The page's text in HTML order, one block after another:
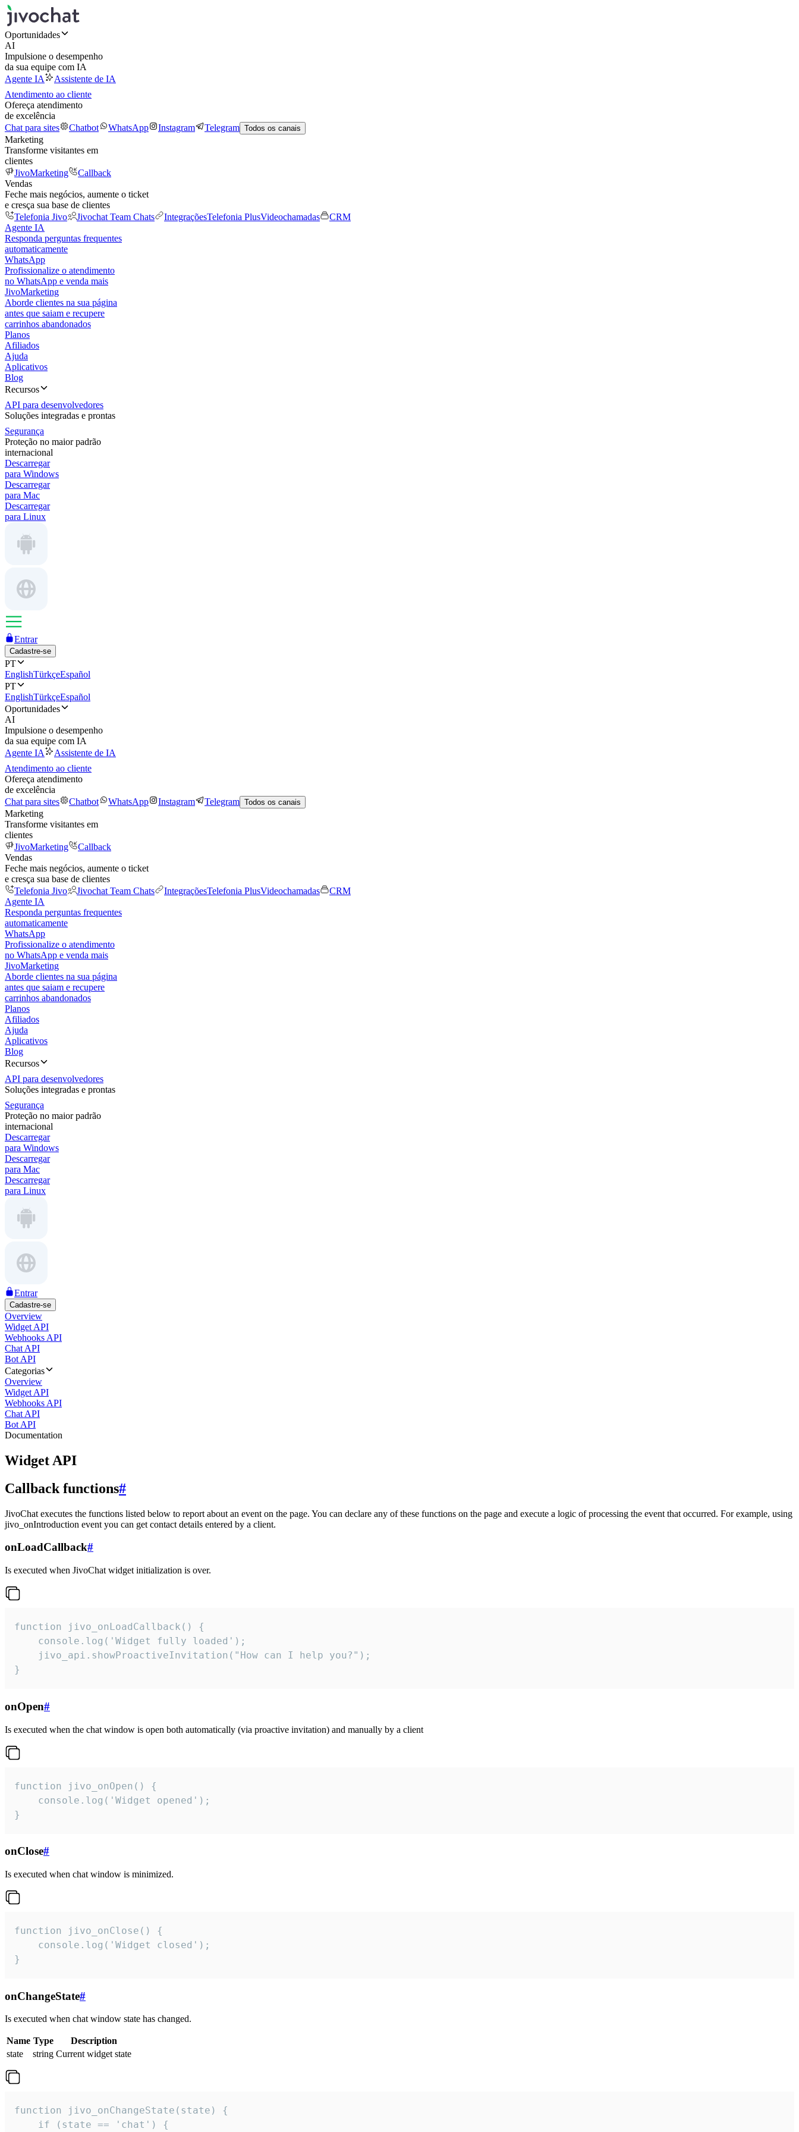
Oportunidades
AI
Impulsione o desempenho
da sua equipe com IA
Agente IA
Assistente de IA
Atendimento ao cliente
Ofereça atendimento
de excelência
Chat para sites
Chatbot WhatsApp Instagram Telegram Todos os canais
Marketing
Transforme visitantes em
clientes
JivoMarketing
Callback
Vendas
Feche mais negócios, aumente o ticket
e cresça sua base de clientes
Telefonia Jivo
Jivochat Team Chats IntegraçõesTelefonia PlusVideochamadas
CRM
Agente IA
Responda perguntas frequentes
automaticamente
WhatsApp
Profissionalize o atendimento
no WhatsApp e venda mais
JivoMarketing
Aborde clientes na sua página
antes que saiam e recupere
carrinhos abandonados
Planos
Afiliados
Ajuda
Aplicativos
Blog
Recursos
API para desenvolvedores
Soluções integradas e prontas
Segurança
Proteção no maior padrão
internacional
Descarregar
para Windows
Descarregar
para Mac
Descarregar
para Linux
Entrar
Cadastre-se
PT
EnglishTürkçeEspañol
PT
EnglishTürkçeEspañol
Oportunidades
AI
Impulsione o desempenho
da sua equipe com IA
Agente IA
Assistente de IA
Atendimento ao cliente
Ofereça atendimento
de excelência
Chat para sites
Chatbot WhatsApp Instagram Telegram Todos os canais
Marketing
Transforme visitantes em
clientes
JivoMarketing
Callback
Vendas
Feche mais negócios, aumente o ticket
e cresça sua base de clientes
Telefonia Jivo
Jivochat Team Chats IntegraçõesTelefonia PlusVideochamadas
CRM
Agente IA
Responda perguntas frequentes
automaticamente
WhatsApp
Profissionalize o atendimento
no WhatsApp e venda mais
JivoMarketing
Aborde clientes na sua página
antes que saiam e recupere
carrinhos abandonados
Planos
Afiliados
Ajuda
Aplicativos
Blog
Recursos
API para desenvolvedores
Soluções integradas e prontas
Segurança
Proteção no maior padrão
internacional
Descarregar
para Windows
Descarregar
para Mac
Descarregar
para Linux
Entrar
Cadastre-se
Overview
Widget API
Webhooks API
Chat API
Bot API
Categorias
Overview
Widget API
Webhooks API
Chat API
Bot API
Documentation
Widget API
Callback functions#
JivoChat executes the functions listed below to report about an event on the page. You can declare any of these functions on the page and execute a logic of processing the event that occurred. For example, using
jivo_onIntroduction event you can get contact details entered by a client.
onLoadCallback#
Is executed when JivoChat widget initialization is over.
function jivo_onLoadCallback() {
    console.log('Widget fully loaded');
    jivo_api.showProactiveInvitation("How can I help you?");
}
onOpen#
Is executed when the chat window is open both automatically (via proactive invitation) and manually by a client
function jivo_onOpen() {
    console.log('Widget opened');
}
onClose#
Is executed when chat window is minimized.
function jivo_onClose() {
    console.log('Widget closed');
}
onChangeState#
Is executed when chat window state has changed.
Name Type
Description
state
string Current widget state
function jivo_onChangeState(state) {
    if (state == 'chat') {